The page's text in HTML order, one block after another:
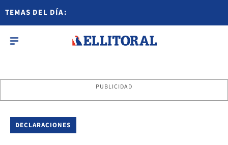
TEMAS DEL DÍA:
PUBLICIDAD
DECLARACIONES